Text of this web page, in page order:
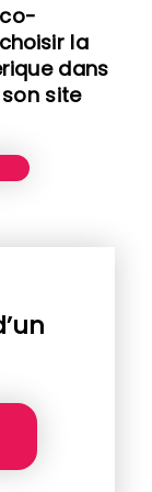
la
dans
site